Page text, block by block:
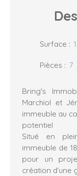
Surface :
Pièces : 7
Bring's
Marchiol et
immeuble au
potentiel
Situé en
immeuble de
pour un
création d’une